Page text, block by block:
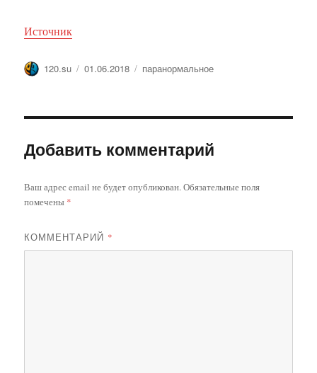
Источник
Автор
120.su Опубликовано
01.06.2018 Метки
паранормальное
Добавить комментарий
Ваш адрес email не будет опубликован.Обязательные поля
помечены *
КОММЕНТАРИЙ *